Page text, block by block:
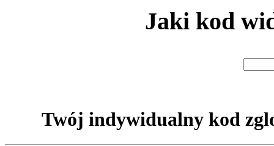
Jaki kod
Twój indywidualny kod